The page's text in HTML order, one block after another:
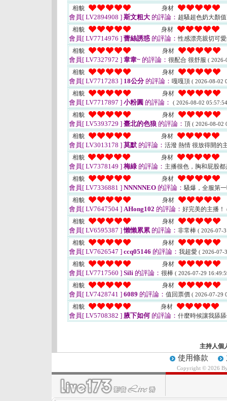
相貌
身材
會員[ LV2894908 ] 斯文粗大 的評論： 超騷超色奶大顏
相貌
身材
會員[ LV7714976 ] 蕾絲誘惑 的評論：性感漂亮親切可
相貌
身材
會員[ LV7327972 ] 韋韋~ 的評論： 很配合 很舒服 ( 2026-
相貌 身材
會員[ LV7717283 ] 18公分的評論： 嘎嘎頂 ( 2026-08-02
相貌 身材
會員[ LV7717897 ] 小粉圓 的評論： ( 2026-08-02
相貌 身材
會員[ LV5393729 ] 臺北的色狼 的評論： 頂 ( 2026-08-02
相貌 身材
會員[ LV3013178 ] 莫默 的評論： 活潑 熱情 很放得開的
相貌
身材
會員[ LV7378149 ] 梅綠 的評論： 主播很色，胸和屁股
相貌
身材
會員[ LV7336881 ] NNNNNEO 的評論：騷爆，全服第
相貌
身材
會員[ LV7647504 ] AHong102 的評論： 好完美的主播！
相貌 身材
會員[ LV6595387 ]懶懶累累 的評論： 非常棒 ( 2026-07-
相貌 身材
會員[ LV7626547 ] ccq05146 的評論： 我超愛 ( 2026-07-
相貌 身材
會員[ LV7717560 ] Sili 的評論： 很棒 ( 2026-07-29
相貌 身材
會員[ LV7428741 ] 6089 的評論： 值回票價 ( 2026-07-29
相貌 身材
會員[ LV5708382 ] 腋下如何 的評論： 什麼時候讓我舔
主持人個
使用條款
Copyright © 2026